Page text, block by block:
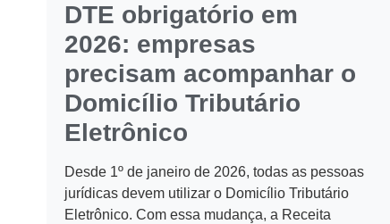
DTE obrigatório em
2026: empresas
precisam acompanhar o
Domicílio Tributário
Eletrônico
Desde 1º de janeiro de 2026, todas as pessoas
jurídicas devem utilizar o Domicílio Tributário
Eletrônico. Com essa mudança, a Receita